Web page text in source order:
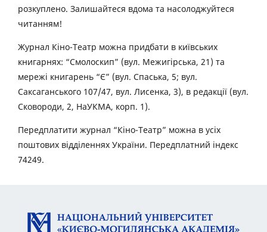
розкуплено. Залишайтеся вдома та насолоджуйтеся
читанням!
Журнал Кіно-Театр можна придбати в київських
книгарнях: “Смолоскип” (вул. Межигірська, 21) та
мережі книгарень “Є” (вул. Спаська, 5; вул.
Саксаганського 107/47, вул. Лисенка, 3), в редакції (вул.
Сковороди, 2, НаУКМА, корп. 1).
Передплатити журнал “Кіно-Театр” можна в усіх
поштових відділеннях України. Передплатний індекс
74249.